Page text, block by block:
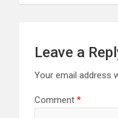
Leave a
Your email address
Comment *